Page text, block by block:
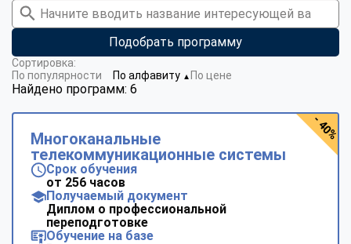
Подобрать программу
Найдено программ: 6
Сортировка:
По популярности
По алфавиту ▼ По цене
Многоканальные
телекоммуникационные системы
Срок обучения
от 256 часов
Получаемый документ
Диплом о профессиональной
переподготовке
Обучение на базе
- 40%